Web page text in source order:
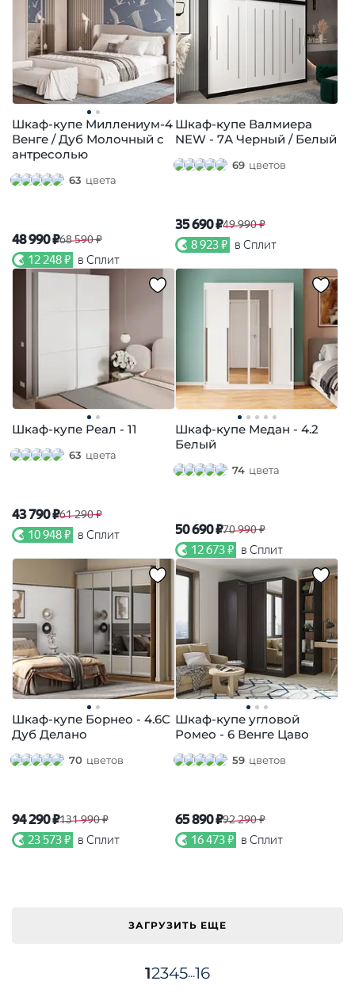
Шкаф-купе Миллениум-4
Венге / Дуб Молочный с
антресолью
63 цвета
48 990 ₽68 590 ₽
12 248 ₽ в Сплит
Шкаф-купе Валмиера
NEW - 7А Черный / Белый
69 цветов
35 690 ₽49 990 ₽
8 923 ₽ в Сплит
Шкаф-купе Реал - 11
63 цвета
43 790 ₽61 290 ₽
10 948 ₽ в Сплит
Шкаф-купе Медан - 4.2
Белый
74 цвета
50 690 ₽70 990 ₽
12 673 ₽ в Сплит
Шкаф-купе Борнео - 4.6С
Дуб Делано
70 цветов
94 290 ₽131 990 ₽
23 573 ₽ в Сплит
Шкаф-купе угловой
Ромео - 6 Венге Цаво
59 цветов
65 890 ₽92 290 ₽
16 473 ₽ в Сплит
ЗАГРУЗИТЬ ЕЩЕ
12345...16